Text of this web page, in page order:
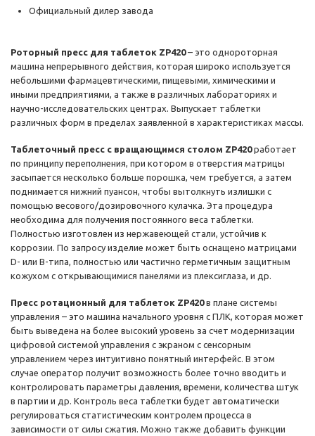
Официальный дилер завода
Роторный пресс для таблеток ZP420– это однороторная
машина непрерывного действия, которая широко используется
небольшими фармацевтическими, пищевыми, химическими и
иными предприятиями, а также в различных лабораториях и
научно-исследовательских центрах. Выпускает таблетки
различных форм в пределах заявленной в характеристиках массы.
Таблеточный пресс с вращающимся столом ZP420работает
по принципу переполнения, при котором в отверстия матрицы
засыпается несколько больше порошка, чем требуется, а затем
поднимается нижний пуансон, чтобы вытолкнуть излишки с
помощью весового/дозировочного кулачка. Эта процедура
необходима для получения постоянного веса таблетки.
Полностью изготовлен из нержавеющей стали, устойчив к
коррозии. По запросу изделие может быть оснащено матрицами
D- или B-типа, полностью или частично герметичным защитным
кожухом с открывающимися панелями из плексиглаза, и др.
Пресс ротационный для таблеток ZP420в плане системы
управления – это машина начального уровня с ПЛК, которая может
быть выведена на более высокий уровень за счет модернизации
цифровой системой управления с экраном с сенсорным
управлением через интуитивно понятный интерфейс. В этом
случае оператор получит возможность более точно вводить и
контролировать параметры давления, времени, количества штук
в партии и др. Контроль веса таблетки будет автоматически
регулироваться статистическим контролем процесса в
зависимости от силы сжатия. Можно также добавить функции